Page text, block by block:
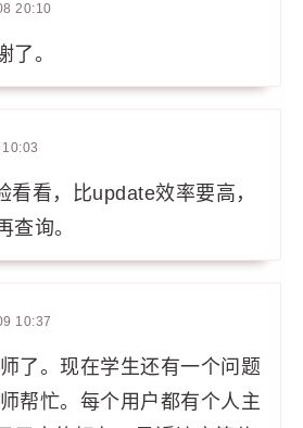
20:10
了。
看看，比update效率要高，
查询。
10:37
了。现在学生还有一个问题
帮忙。每个用户都有个人主